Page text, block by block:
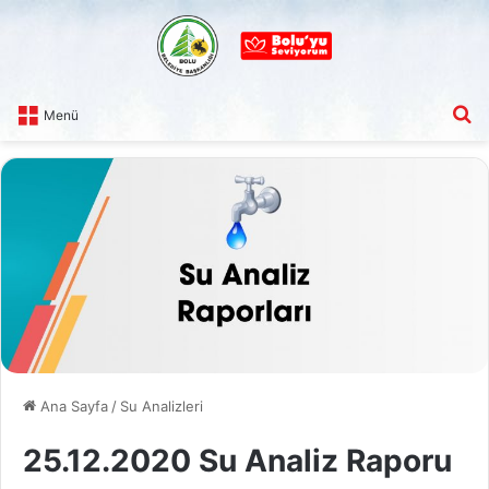
Menü
Ana Sayfa / Su Analizleri
25.12.2020 Su Analiz Raporu